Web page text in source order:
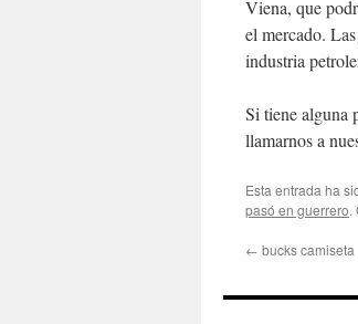
Viena, que
el mercado.
industria
Si tiene alguna
llamarnos a
Esta entrada ha
pasó en guerrero.
← bucks camiseta